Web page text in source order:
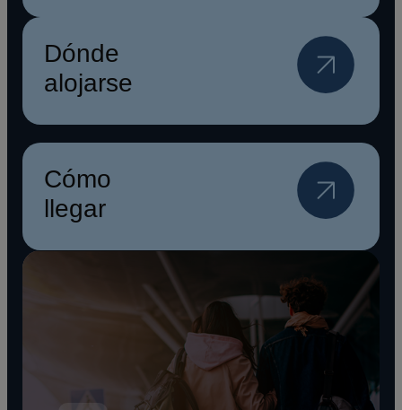
Dónde
alojarse
Cómo
llegar